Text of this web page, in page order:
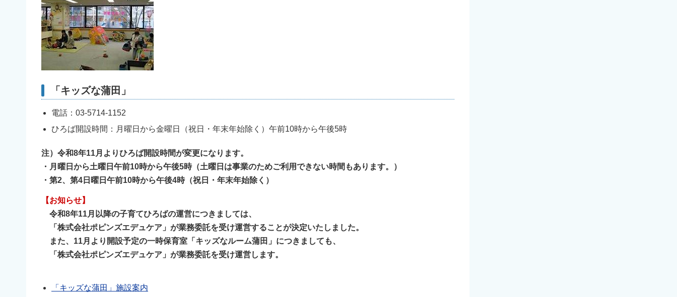
「キッズな蒲田」
電話：03-5714-1152
ひろば開設時間：月曜日から金曜日（祝日・年末年始除く）午前10時から午後5時
注）令和8年11月よりひろば開設時間が変更になります。
・月曜日から土曜日午前10時から午後5時（土曜日は事業のためご利用できない時間もあります。）
・第2、第4日曜日午前10時から午後4時（祝日・年末年始除く）
【お知らせ】
令和8年11月以降の子育てひろばの運営につきましては、
「株式会社ポピンズエデュケア」が業務委託を受け運営することが決定いたしました。
また、11月より開設予定の一時保育室「キッズなルーム蒲田」につきましても、
「株式会社ポピンズエデュケア」が業務委託を受け運営します。
「キッズな蒲田」施設案内